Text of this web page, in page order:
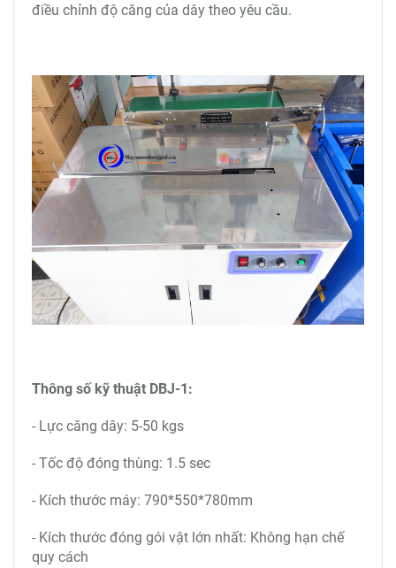
điều chỉnh độ căng của dây theo yêu cầu.
Thông số kỹ thuật DBJ-1:
- Lực căng dây: 5-50 kgs
- Tốc độ đóng thùng: 1.5 sec
- Kích thước máy: 790*550*780mm
- Kích thước đóng gói vật lớn nhất: Không hạn chế
quy cách